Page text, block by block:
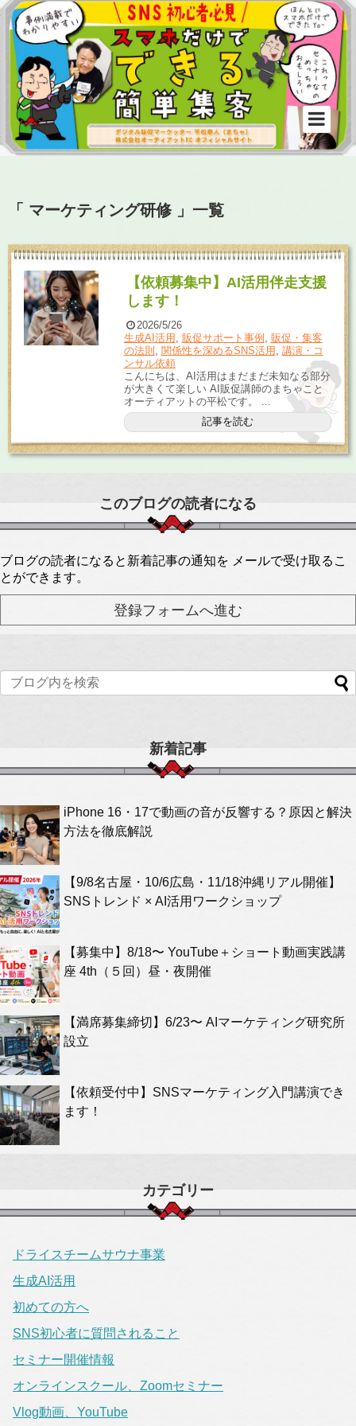
「 マーケティング研修 」一覧
【依頼募集中】AI活用伴走支援
します！
2026/5/26
生成AI活用 , 販促サポート事例 , 販促・集客
の法則 , 関係性を深めるSNS活用 , 講演・コ
ンサル依頼
こんにちは、AI活用はまだまだ未知なる部分
が大きくて楽しい AI販促講師のまちゃこと
オーティアットの平松です。 ...
記事を読む
このブログの読者になる
ブログの読者になると新着記事の通知を メールで受け取るこ
とができます。
新着記事
iPhone 16・17で動画の音が反響する？原因と解決
方法を徹底解説
【9/8名古屋・10/6広島・11/18沖縄リアル開催】
SNSトレンド × AI活用ワークショップ
【募集中】8/18〜 YouTube＋ショート動画実践講
座 4th（５回）昼・夜開催
【満席募集締切】6/23〜 AIマーケティング研究所
設立
【依頼受付中】SNSマーケティング入門講演でき
ます！
カテゴリー
ドライスチームサウナ事業
生成AI活用
初めての方へ
SNS初心者に質問されること
セミナー開催情報
オンラインスクール、Zoomセミナー
Vlog動画、YouTube